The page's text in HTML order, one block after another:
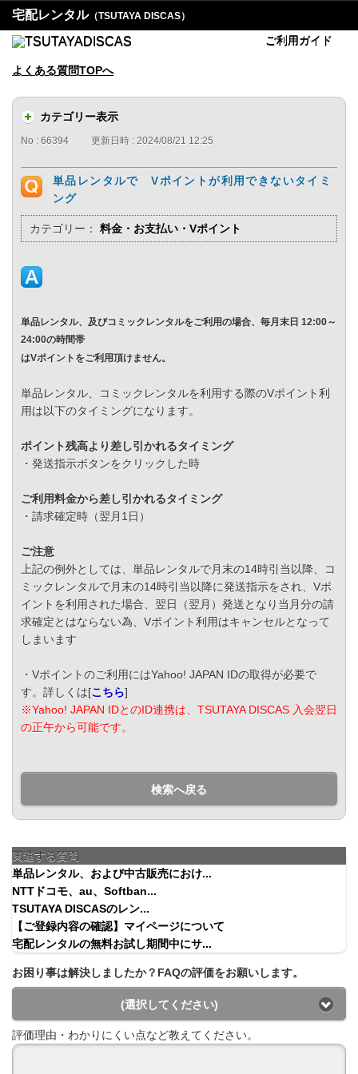
宅配レンタル（TSUTAYA DISCAS）
ご利用ガイド
よくある質問TOPへ
カテゴリー表示
No : 66394 更新日時 : 2024/08/21 12:25
単品レンタルで Vポイントが利用できないタイミ
ング
カテゴリー： 料金・お支払い・Vポイント
単品レンタル、及びコミックレンタルをご利用の場合、毎月末日 12:00～
24:00の時間帯
はVポイントをご利用頂けません。
単品レンタル、コミックレンタルを利用する際のVポイント利
用は以下のタイミングになります。
ポイント残高より差し引かれるタイミング
・発送指示ボタンをクリックした時
ご利用料金から差し引かれるタイミング
・請求確定時（翌月1日）
ご注意
上記の例外としては、単品レンタルで月末の14時引当以降、コ
ミックレンタルで月末の14時引当以降に発送指示をされ、Vポ
イントを利用された場合、翌日（翌月）発送となり当月分の請
求確定とはならない為、Vポイント利用はキャンセルとなって
しまいます
・Vポイントのご利用にはYahoo! JAPAN IDの取得が必要で
す。詳しくは[こちら]
※Yahoo! JAPAN IDとのID連携は、TSUTAYA DISCAS 入会翌日
の正午から可能です。
検索へ戻る
関連する質問
単品レンタル、および中古販売におけ...
NTTドコモ、au、Softban...
TSUTAYA DISCASのレン...
【ご登録内容の確認】マイページについて
宅配レンタルの無料お試し期間中にサ...
お困り事は解決しましたか？FAQの評価をお願いします。
(選択してください)
評価理由・わかりにくい点など教えてください。